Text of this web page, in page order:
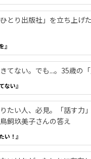
ひとり出版社」を立ち上げ
』
てない。でも...。35歳の「
ない』
たい人、必見。「話す力
飼玖美子さんの答え
い！』